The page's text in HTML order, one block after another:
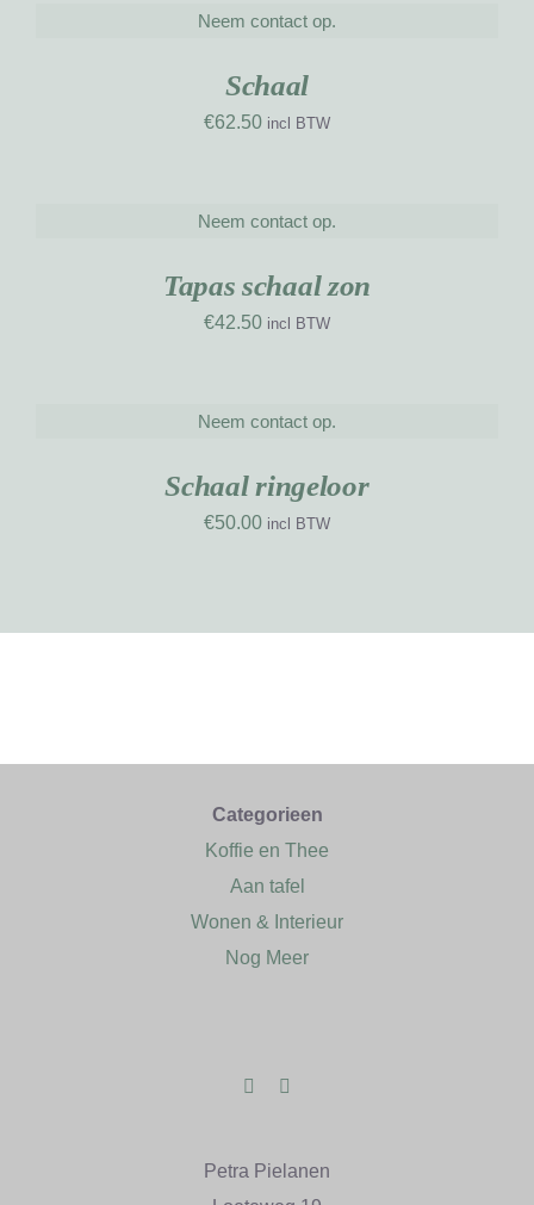
Neem contact op.
Schaal
€62.50 incl BTW
Neem contact op.
Tapas schaal zon
€42.50 incl BTW
Neem contact op.
Schaal ringeloor
€50.00 incl BTW
Categorieen
Koffie en Thee
Aan tafel
Wonen & Interieur
Nog Meer
Petra Pielanen